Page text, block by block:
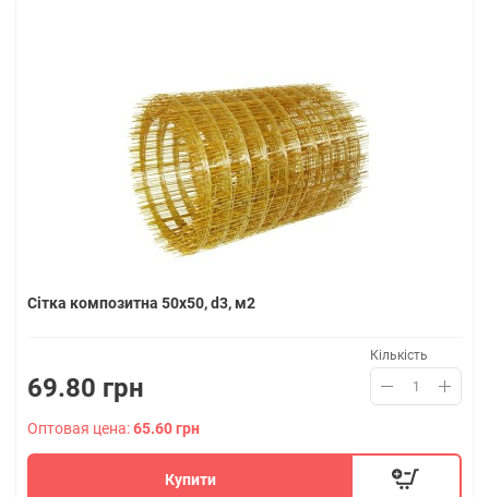
Сітка композитна 50х50, d3, м2
69.80 грн
Кількість
Оптовая цена:65.60 грн
Купити